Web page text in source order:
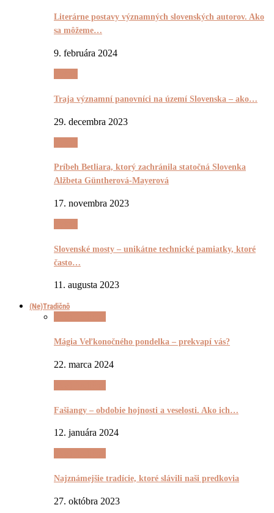
Literárne postavy významných slovenských autorov. Ako
sa môžeme…
9. februára 2024
Traja významní panovníci na území Slovenska – ako…
29. decembra 2023
Príbeh Betliara, ktorý zachránila statočná Slovenka
Alžbeta Güntherová-Mayerová
17. novembra 2023
Slovenské mosty – unikátne technické pamiatky, ktoré
často…
11. augusta 2023
(Ne)Tradičnô
Mágia Veľkonočného pondelka – prekvapí vás?
22. marca 2024
Fašiangy – obdobie hojnosti a veselosti. Ako ich…
12. januára 2024
Najznámejšie tradície, ktoré slávili naši predkovia
27. októbra 2023